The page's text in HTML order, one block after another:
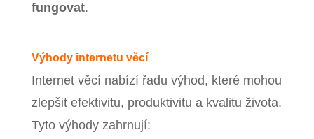
fungovat.
Výhody internetu věcí
Internet věcí nabízí řadu výhod, které mohou
zlepšit efektivitu, produktivitu a kvalitu života.
Tyto výhody zahrnují: